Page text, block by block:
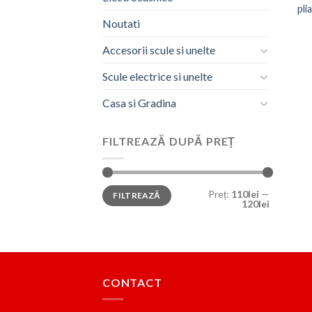
Noutati
Accesorii scule si unelte
Scule electrice si unelte
Casa si Gradina
FILTREAZĂ DUPĂ PREȚ
Preț
minim
Preț
maxim
FILTREAZĂ Preț: 110lei —
120lei
CONTACT